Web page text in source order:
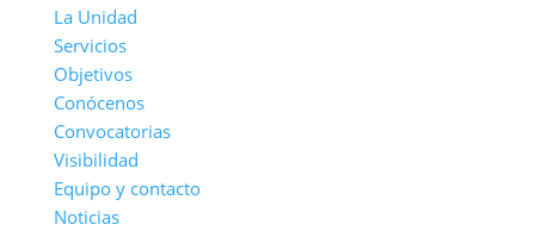
La Unidad
Servicios
Objetivos
Conócenos
Convocatorias
Visibilidad
Equipo y contacto
Noticias